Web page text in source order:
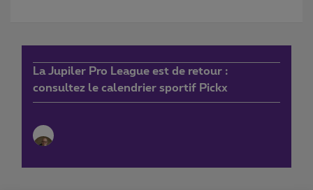
La Jupiler Pro League est de retour :
consultez le calendrier sportif Pickx